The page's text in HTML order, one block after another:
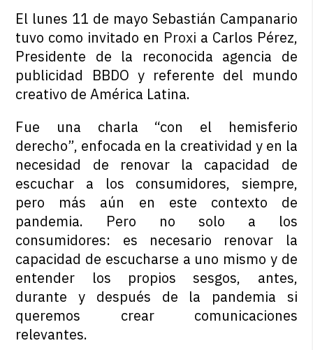
El lunes 11 de mayo Sebastián Campanario
tuvo como invitado en Proxi a Carlos Pérez,
Presidente de la reconocida agencia de
publicidad BBDO y referente del mundo
creativo de América Latina.
Fue una charla “con el hemisferio
derecho”, enfocada en la creatividad y en la
necesidad de renovar la capacidad de
escuchar a los consumidores, siempre,
pero más aún en este contexto de
pandemia. Pero no solo a los
consumidores: es necesario renovar la
capacidad de escucharse a uno mismo y de
entender los propios sesgos, antes,
durante y después de la pandemia si
queremos crear comunicaciones
relevantes.